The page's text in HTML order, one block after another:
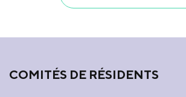
COMITÉS DE RÉSIDENTS